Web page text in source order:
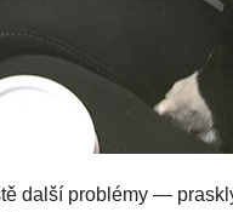
další problémy —